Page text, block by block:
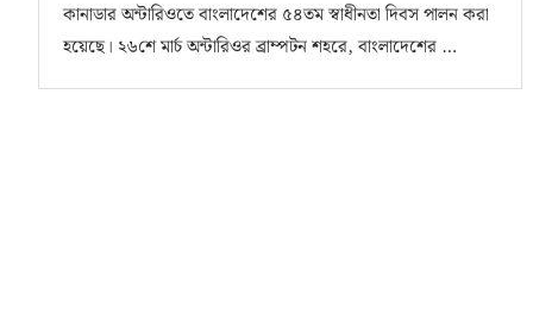
কানাডার অন্টারিওতে বাংলাদেশের ৫৪তম স্বাধীনতা দিবস পালন করা
হয়েছে। ২৬শে মার্চ অন্টারিওর ব্রাম্পটন শহরে, বাংলাদেশের …